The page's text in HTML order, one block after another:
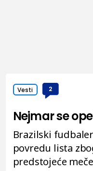
Vesti 2
Nejmar se
Brazilski
povredu lista
predstojeće